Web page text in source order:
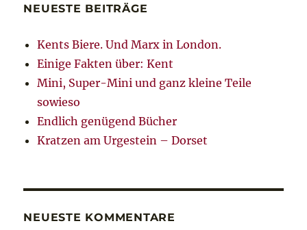
NEUESTE BEITRÄGE
Kents Biere. Und Marx in London.
Einige Fakten über: Kent
Mini, Super-Mini und ganz kleine Teile
sowieso
Endlich genügend Bücher
Kratzen am Urgestein – Dorset
NEUESTE KOMMENTARE